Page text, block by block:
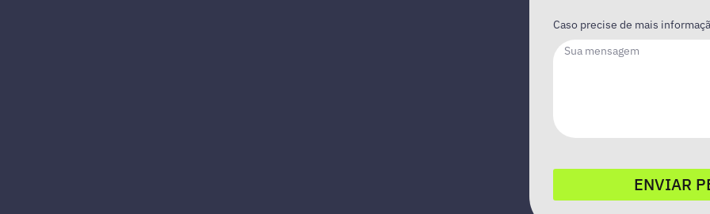
Caso precise de mais
ENVIAR